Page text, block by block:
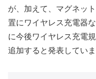
が、加えて、マグネッ
置にワイヤレス充電器
に今後ワイヤレス充電
追加すると発表していま